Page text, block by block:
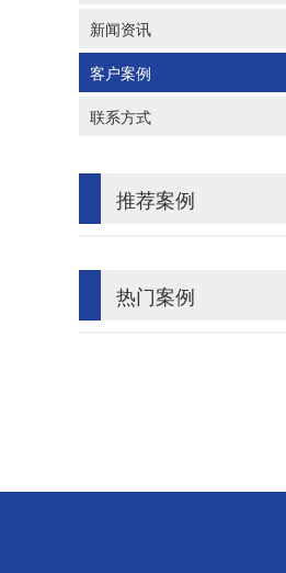
新闻资讯
客户案例
联系方式
推荐案例
热门案例